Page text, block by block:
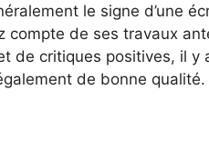
le signe d’une
de ses travaux
de critiques positives, il y
de bonne qualité.